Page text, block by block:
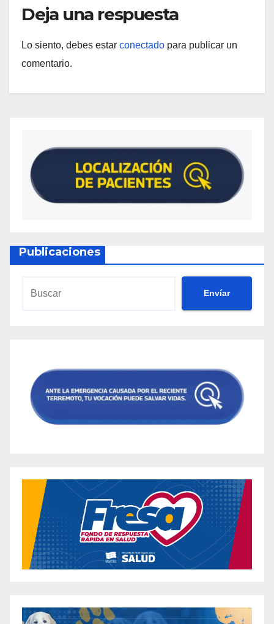
Deja una respuesta
Lo siento, debes estar conectado para publicar un
comentario.
Publicaciones
Envíar